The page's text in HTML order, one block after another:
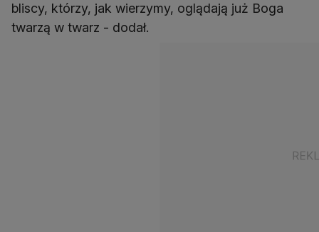
bliscy, którzy, jak wierzymy, oglądają już Boga
twarzą w twarz - dodał.